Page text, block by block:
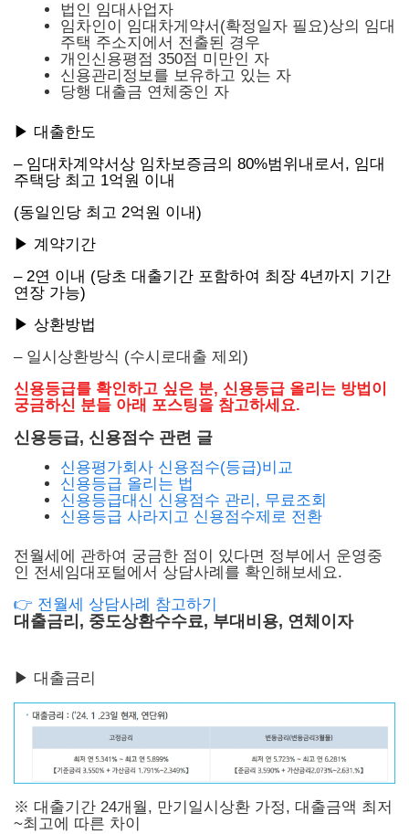
법인 임대사업자
임차인이 임대차게약서(확정일자 필요)상의 임대
주택 주소지에서 전출된 경우
개인신용평점 350점 미만인 자
신용관리정보를 보유하고 있는 자
당행 대출금 연체중인 자
▶ 대출한도
– 임대차계약서상 임차보증금의 80%범위내로서, 임대
주택당 최고 1억원 이내
(동일인당 최고 2억원 이내)
▶ 계약기간
– 2연 이내 (당초 대출기간 포함하여 최장 4년까지 기간
연장 가능)
▶ 상환방법
– 일시상환방식 (수시로대출 제외)
신용등급를 확인하고 싶은 분, 신용등급 올리는 방법이
궁금하신 분들 아래 포스팅을 참고하세요.
신용등급, 신용점수 관련 글
신용평가회사 신용점수(등급)비교
신용등급 올리는 법
신용등급대신 신용점수 관리, 무료조회
신용등급 사라지고 신용점수제로 전환
전월세에 관하여 궁금한 점이 있다면 정부에서 운영중
인 전세임대포털에서 상담사례를 확인해보세요.
👉 전월세 상담사례 참고하기
대출금리, 중도상환수수료, 부대비용, 연체이자
▶ 대출금리
※ 대출기간 24개월, 만기일시상환 가정, 대출금액 최저
~최고에 따른 차이